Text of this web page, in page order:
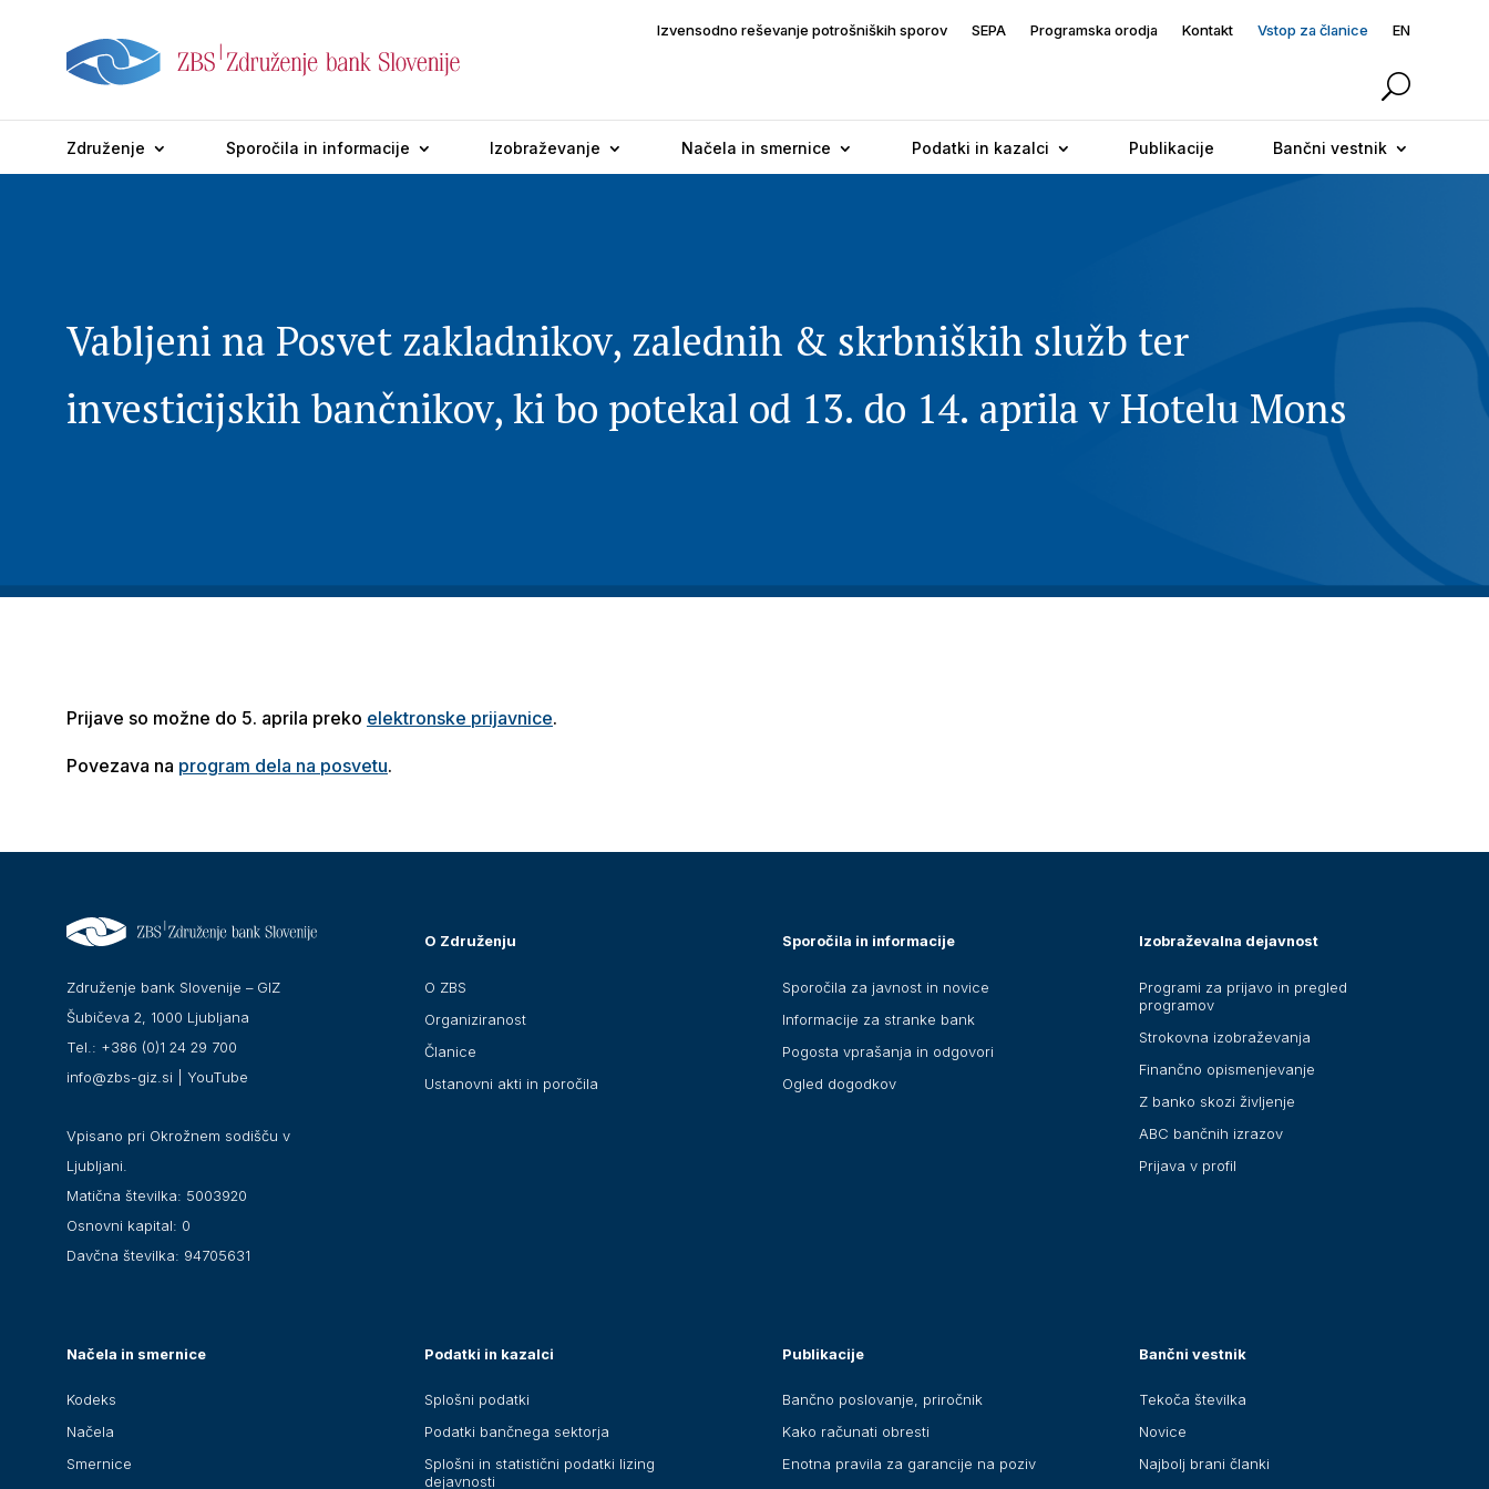
Izvensodno reševanje potrošniških sporov SEPA Programska orodja Kontakt Vstop za članice EN
Združenje Sporočila in informacije Izobraževanje Načela in smernice Podatki in kazalci Publikacije Bančni vestnik
Vabljeni na Posvet zakladnikov, zalednih & skrbniških služb ter
investicijskih bančnikov, ki bo potekal od 13. do 14. aprila v Hotelu Mons
Prijave so možne do 5. aprila preko elektronske prijavnice.
Povezava na program dela na posvetu.
Združenje bank Slovenije – GIZ
Šubičeva 2, 1000 Ljubljana
Tel.: +386 (0)1 24 29 700
info@zbs-giz.si |YouTube
Vpisano pri Okrožnem sodišču v
Ljubljani.
Matična številka: 5003920
Osnovni kapital: 0
Davčna številka: 94705631
O Združenju
O ZBS
Organiziranost
Članice
Ustanovni akti in poročila
Sporočila in informacije
Sporočila za javnost in novice
Informacije za stranke bank
Pogosta vprašanja in odgovori
Ogled dogodkov
Izobraževalna dejavnost
Programi za prijavo in pregled
programov
Strokovna izobraževanja
Finančno opismenjevanje
Z banko skozi življenje
ABC bančnih izrazov
Prijava v profil
Načela in smernice
Kodeks
Načela
Smernice
Podatki in kazalci
Splošni podatki
Podatki bančnega sektorja
Splošni in statistični podatki lizing
dejavnosti
Publikacije
Bančno poslovanje, priročnik
Kako računati obresti
Enotna pravila za garancije na poziv
Bančni vestnik
Tekoča številka
Novice
Najbolj brani članki